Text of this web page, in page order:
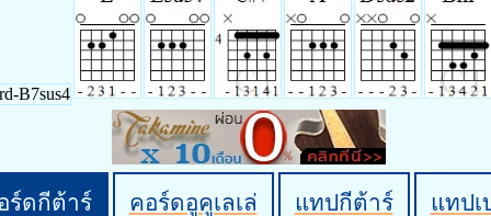
ร์ดกีต้าร์ คอร์ดอูคูเลเล่ แทปกีต้าร์ แทปเ